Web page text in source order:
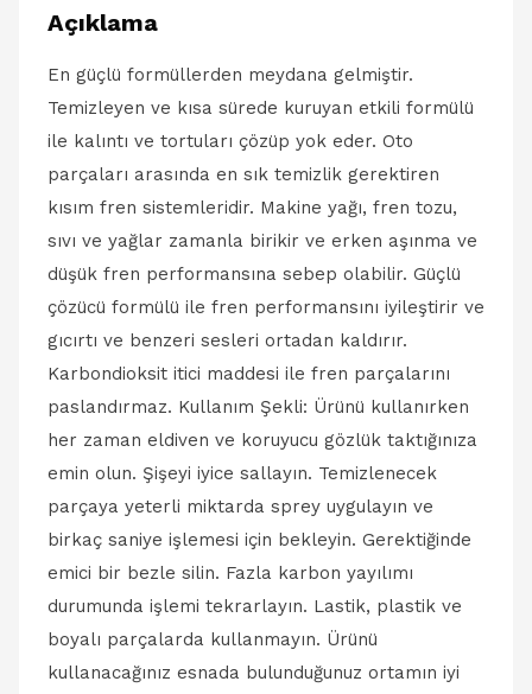
Açıklama
En güçlü formüllerden meydana gelmiştir.
Temizleyen ve kısa sürede kuruyan etkili formülü
ile kalıntı ve tortuları çözüp yok eder. Oto
parçaları arasında en sık temizlik gerektiren
kısım fren sistemleridir. Makine yağı, fren tozu,
sıvı ve yağlar zamanla birikir ve erken aşınma ve
düşük fren performansına sebep olabilir. Güçlü
çözücü formülü ile fren performansını iyileştirir ve
gıcırtı ve benzeri sesleri ortadan kaldırır.
Karbondioksit itici maddesi ile fren parçalarını
paslandırmaz. Kullanım Şekli: Ürünü kullanırken
her zaman eldiven ve koruyucu gözlük taktığınıza
emin olun. Şişeyi iyice sallayın. Temizlenecek
parçaya yeterli miktarda sprey uygulayın ve
birkaç saniye işlemesi için bekleyin. Gerektiğinde
emici bir bezle silin. Fazla karbon yayılımı
durumunda işlemi tekrarlayın. Lastik, plastik ve
boyalı parçalarda kullanmayın. Ürünü
kullanacağınız esnada bulunduğunuz ortamın iyi